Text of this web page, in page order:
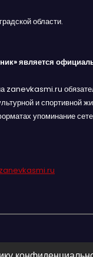
области.
является
zanevkasmi.ru
и спортивной
упоминание